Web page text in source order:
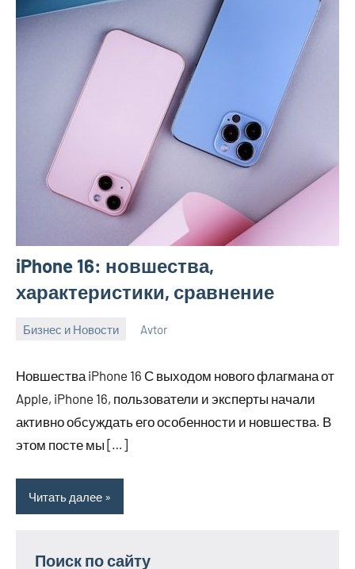
iPhone 16: новшества,
характеристики, сравнение
Бизнес и Новости
2026
Avtor
Новшества iPhone 16 С выходом нового флагмана от
Apple, iPhone 16, пользователи и эксперты начали
активно обсуждать его особенности и новшества. В
этом посте мы […]
Читать далее
Поиск по сайту